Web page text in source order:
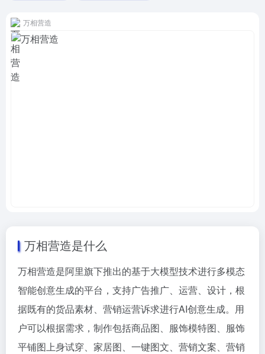
万相营造
万相营造是什么
万相营造是阿里旗下推出的基于大模型技术进行多模态
智能创意生成的平台，支持广告推广、运营、设计，根
据既有的货品素材、营销运营诉求进行AI创意生成。用
户可以根据需求，制作包括商品图、服饰模特图、服饰
平铺图上身试穿、家居图、一键图文、营销文案、营销